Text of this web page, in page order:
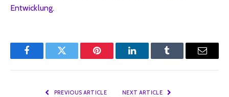
Entwicklung.
FacebookTwitter Pinterest LinkedInTumblr Email
PREVIOUS ARTICLE NEXT ARTICLE